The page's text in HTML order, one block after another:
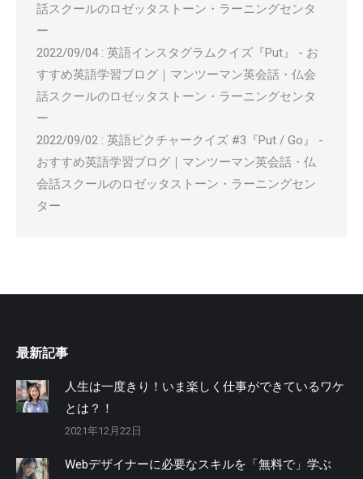
話スクールのロゼッタストーン・ラーニングセンタ
ー
2022/09/04: 英語インスタグラムクイズ『Put』 - お
すすめ英語学習ブログ｜マンツーマン英会話・仏会
話スクールのロゼッタストーン・ラーニングセンタ
ー
2022/09/02 : 英語ピクチャークイズ #3『Put / Go』 -
おすすめ英語学習ブログ｜マンツーマン英会話・仏
会話スクールのロゼッタストーン・ラーニングセン
ター
最新記事
人生は一度きり！いま楽しく仕事ができているワケ
とは？！
2021年12月22日
Webデザイナーに必要なスキルを「無料で」学ぶ